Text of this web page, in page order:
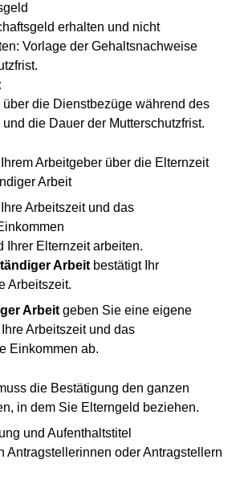
erhalten und nicht
Vorlage der Gehaltsnachweise
die Dienstbezüge während des
und die Dauer der Mutterschutzfrist.
Arbeitgeber über die Elternzeit
Arbeit
Arbeitszeit und das
Ihrer Elternzeit arbeiten.
Arbeit bestätigt Ihr
Arbeitszeit.
Arbeit geben Sie eine eigene
Arbeitszeit und das
Einkommen ab.
die Bestätigung den ganzen
in dem Sie Elterngeld beziehen.
und Aufenthaltstitel
Antragstellerinnen oder Antragstellern